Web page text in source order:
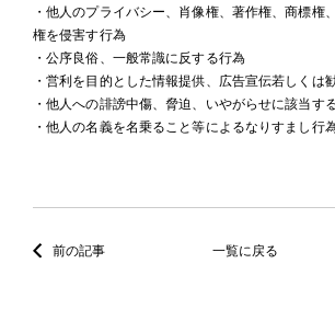
・他人のプライバシー、肖像権、著作権、商標権
権を侵害す行為
・公序良俗、一般常識に反する行為
・営利を目的とした情報提供、広告宣伝若しくは
・他人への誹謗中傷、脅迫、いやがらせに該当す
・他人の名義を名乗ること等によるなりすまし行
前の記事 一覧に戻る